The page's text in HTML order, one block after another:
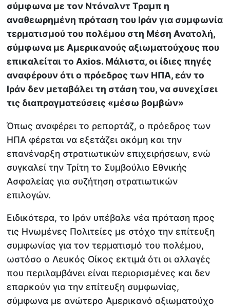
σύμφωνα με τον Ντόναλντ Τραμπ η
αναθεωρημένη πρόταση του Ιράν για συμφωνία
τερματισμού του πολέμου στη Μέση Ανατολή,
σύμφωνα με Αμερικανούς αξιωματούχους που
επικαλείται το Axios. Μάλιστα, οι ίδιες πηγές
αναφέρουν ότι ο πρόεδρος των ΗΠΑ, εάν το
Ιράν δεν μεταβάλει τη στάση του, να συνεχίσει
τις διαπραγματεύσεις «μέσω βομβών»
Όπως αναφέρει το ρεπορτάζ, ο πρόεδρος των
ΗΠΑ φέρεται να εξετάζει ακόμη και την
επανέναρξη στρατιωτικών επιχειρήσεων, ενώ
συγκαλεί την Τρίτη το Συμβούλιο Εθνικής
Ασφαλείας για συζήτηση στρατιωτικών
επιλογών.
Ειδικότερα, το Ιράν υπέβαλε νέα πρόταση προς
τις Ηνωμένες Πολιτείες με στόχο την επίτευξη
συμφωνίας για τον τερματισμό του πολέμου,
ωστόσο ο Λευκός Οίκος εκτιμά ότι οι αλλαγές
που περιλαμβάνει είναι περιορισμένες και δεν
επαρκούν για την επίτευξη συμφωνίας,
σύμφωνα με ανώτερο Αμερικανό αξιωματούχο